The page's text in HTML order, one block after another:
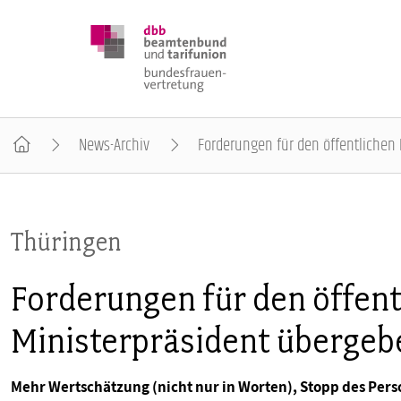
BUNDESTAGSWAHL 2025
POSITIONEN
SCHWERPUNKTTHEMEN
News-Archiv Forderungen für den
Thüringen
Forderungen für den
Ministerpräsident
Mehr Wertschätzung (nicht nur in Worten), Stopp des